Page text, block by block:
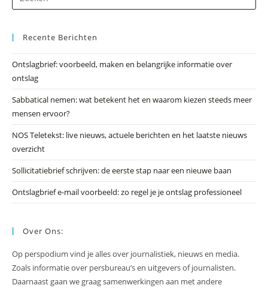
op
Recente Berichten
Ontslagbrief: voorbeeld, maken en belangrijke informatie over
ontslag
Sabbatical nemen: wat betekent het en waarom kiezen steeds meer
mensen ervoor?
NOS Teletekst: live nieuws, actuele berichten en het laatste nieuws
overzicht
Sollicitatiebrief schrijven: de eerste stap naar een nieuwe baan
Ontslagbrief e-mail voorbeeld: zo regel je je ontslag professioneel
Over Ons:
Op perspodium vind je alles over journalistiek, nieuws en media.
Zoals informatie over persbureau’s en uitgevers of journalisten.
Daarnaast gaan we graag samenwerkingen aan met andere